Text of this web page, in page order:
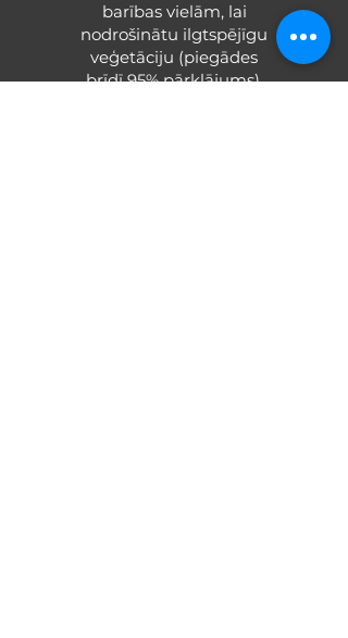
barības vielām, lai
nodrošinātu ilgtspējīgu
veģetāciju (piegādes
brīdī 95% pārklājums).